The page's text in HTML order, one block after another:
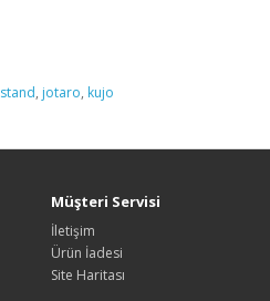
stand, jotaro, kujo
Müşteri Servisi
İletişim
Ürün İadesi
Site Haritası